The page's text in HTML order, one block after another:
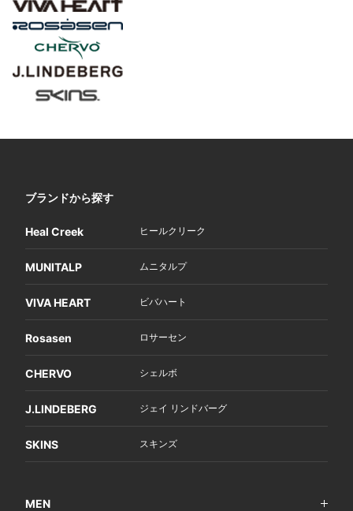
ブランドから探す
Heal Creek ヒールクリーク
MUNITALP ムニタルプ
VIVA HEART ビバハート
Rosasen ロサーセン
CHERVO シェルボ
J.LINDEBERG ジェイ リンドバーグ
SKINS スキンズ
MEN